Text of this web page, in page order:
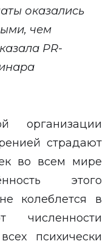
оказались
чем
PR-
организации
страдают
во всем мире
этого
колеблется в
численности
психически